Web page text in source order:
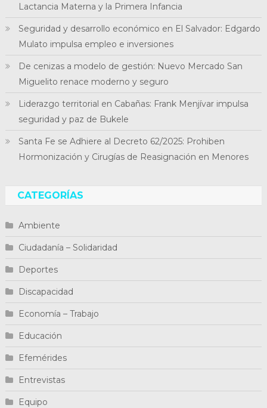
Lactancia Materna y la Primera Infancia
Seguridad y desarrollo económico en El Salvador: Edgardo
Mulato impulsa empleo e inversiones
De cenizas a modelo de gestión: Nuevo Mercado San
Miguelito renace moderno y seguro
Liderazgo territorial en Cabañas: Frank Menjívar impulsa
seguridad y paz de Bukele
Santa Fe se Adhiere al Decreto 62/2025: Prohiben
Hormonización y Cirugías de Reasignación en Menores
CATEGORÍAS
Ambiente
Ciudadanía – Solidaridad
Deportes
Discapacidad
Economía – Trabajo
Educación
Efemérides
Entrevistas
Equipo